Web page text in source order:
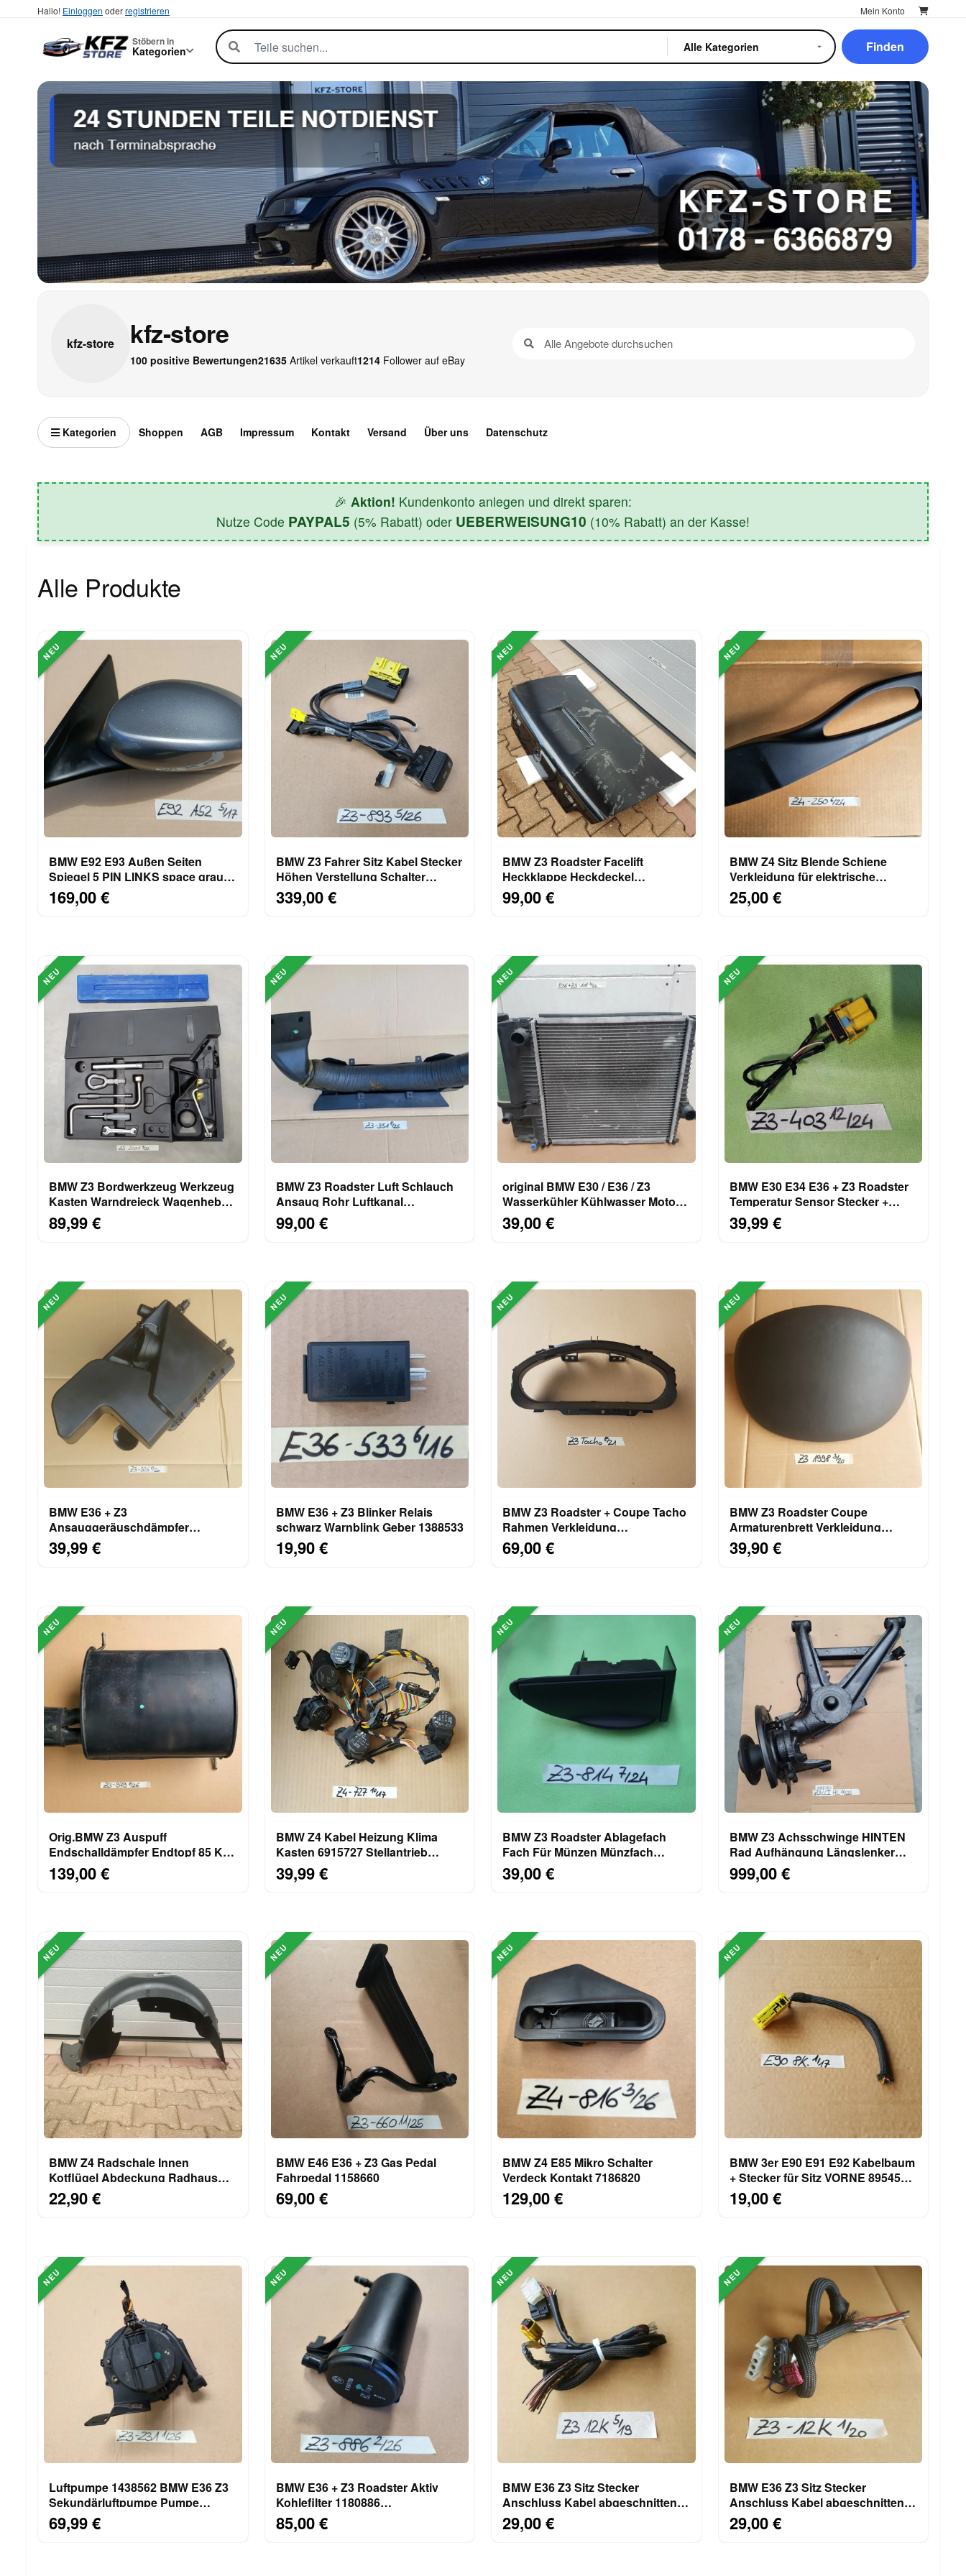
Hallo! Einloggen oderregistrieren Mein Konto
Stöbern in
Kategorien Finden
kfz-store kfz-store
100 positive Bewertungen21635 Artikel verkauft1214 Follower auf eBay
Kategorien Shoppen AGB Impressum Kontakt Versand Über uns Datenschutz
🎉 Aktion! Kundenkonto anlegen und direkt sparen:
Nutze Code PAYPAL5 (5% Rabatt) oder UEBERWEISUNG10 (10% Rabatt) an der Kasse!
Alle Produkte
NEU
BMW E92 E93 Außen Seiten
Spiegel 5 PIN LINKS space grau
metallic A52
169,00 €
NEU
BMW Z3 Fahrer Sitz Kabel Stecker
Höhen Verstellung Schalter
8413893 Heizung
339,00 €
NEU
BMW Z3 Roadster Facelift
Heckklappe Heckdeckel
Kofferraum Deckel black
ABHOLUNG
99,00 €
NEU
BMW Z4 Sitz Blende Schiene
Verkleidung für elektrische
Schalter RECHTS 8099250
25,00 €
NEU
BMW Z3 Bordwerkzeug Werkzeug
Kasten Warndreieck Wagenheber
Abschlepp Öse Haken
89,99 €
NEU
BMW Z3 Roadster Luft Schlauch
Ansaug Rohr Luftkanal
Schnorchel 1743351 + Halter
99,00 €
NEU
original BMW E30 / E36 / Z3
Wasserkühler Kühlwasser Motor
Kühler 1719108
39,00 €
NEU
BMW E30 E34 E36 + Z3 Roadster
Temperatur Sensor Stecker +
39,99 €
NEU
BMW E36 + Z3
Ansauggeräuschdämpfer
Resonator 1743326 Luftfilter
Kasten 1743319
39,99 €
NEU
BMW E36 + Z3 Blinker Relais
schwarz Warnblink Geber 1388533
19,90 €
NEU
BMW Z3 Roadster + Coupe Tacho
Rahmen Verkleidung
Armaturenbrett Tachometer
außen
69,00 €
NEU
BMW Z3 Roadster Coupe
Armaturenbrett Verkleidung
Tacho Hutze Abdeckung schwarz
39,90 €
NEU
Orig.BMW Z3 Auspuff
Endschalldämpfer Endtopf 85 Kw
Abgas Rohr M43 Motor 1437979
139,00 €
NEU
BMW Z4 Kabel Heizung Klima
Kasten 6915727 Stellantrieb
Belüftungsklappe 6936715
39,99 €
NEU
BMW Z3 Roadster Ablagefach
Fach Für Münzen Münzfach
RECHTS 8397814
39,00 €
NEU
BMW Z3 Achsschwinge HINTEN
Rad Aufhängung Längslenker
RECHTS ODER LINKS
ABHOLUNG
999,00 €
NEU
BMW Z4 Radschale Innen
Kotflügel Abdeckung Radhaus
Schale HINTEN RECHTS 7012730
22,90 €
NEU
BMW E46 E36 + Z3 Gas Pedal
Fahrpedal 1158660
69,00 €
NEU
BMW Z4 E85 Mikro Schalter
Verdeck Kontakt 7186820
129,00 €
NEU
BMW 3er E90 E91 E92 Kabelbaum
+ Stecker für Sitz VORNE 8954588
mit 6 - 8 Kabel
19,00 €
NEU
Luftpumpe 1438562 BMW E36 Z3
Sekundärluftpumpe Pumpe
Zusatzluftpumpe 1437231
69,99 €
NEU
BMW E36 + Z3 Roadster Aktiv
Kohlefilter 1180886
Aktivkohlefilter
85,00 €
NEU
BMW E36 Z3 Sitz Stecker
Anschluss Kabel abgeschnitten
12 Einzel Kabel 1378134
29,00 €
NEU
BMW E36 Z3 Sitz Stecker
Anschluss Kabel abgeschnitten
12 Einzel Kabel
29,00 €